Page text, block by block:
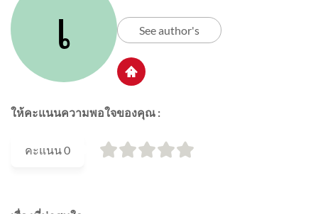
See author's
ให้คะแนนความพอใจของคุณ :
คะแนน0